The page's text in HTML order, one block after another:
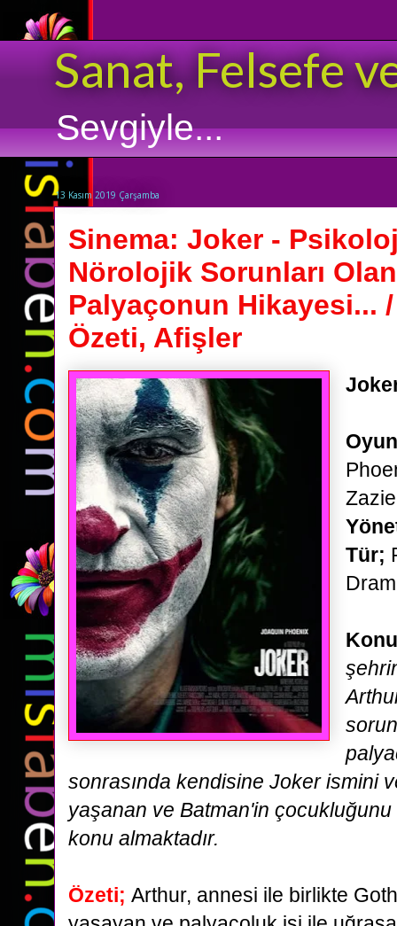
Sanat, Felsefe
Sevgiyle...
13 Kasım 2019 Çarşamba
Sinema: Joker -
Nörolojik Sorunları
Palyaçonun Hikayesi...
Özeti, Afişler
Tür;
Dram
sonrasında kendisine Joker ismini
yaşanan ve Batman'in çocukluğunu
konu almaktadır.
Özeti; Arthur, annesi ile birlikte